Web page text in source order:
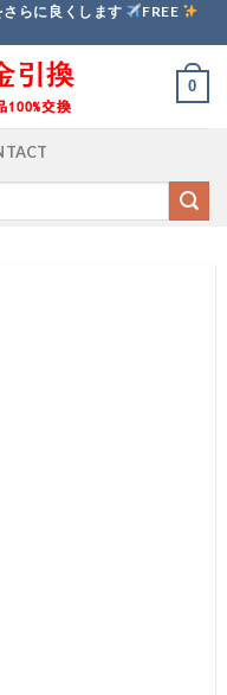
らに良くします
FREE
0